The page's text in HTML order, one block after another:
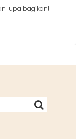
lupa bagikan!